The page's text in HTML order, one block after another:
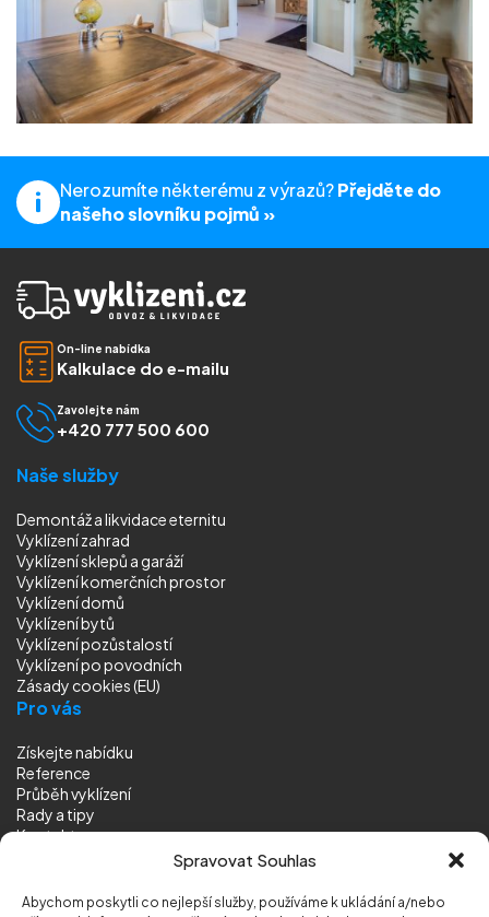
Spravovat Souhlas
Abychom poskytli co nejlepší služby, používáme k ukládání a/nebo
Nerozumíte některému z výrazů?Přejděte do
našeho slovníku pojmů »
On-line nabídka
Kalkulace do e-mailu
Zavolejte nám
+420 777 500 600
Naše služby
Demontáž a likvidace eternitu
Vyklízení zahrad
Vyklízení sklepů a garáží
Vyklízení komerčních prostor
Vyklízení domů
Vyklízení bytů
Vyklízení pozůstalostí
Vyklízenípo povodních
Zásady cookies (EU)
Pro vás
Získejte nabídku
Reference
Průběh vyklízení
Rady a tipy
Kontakt